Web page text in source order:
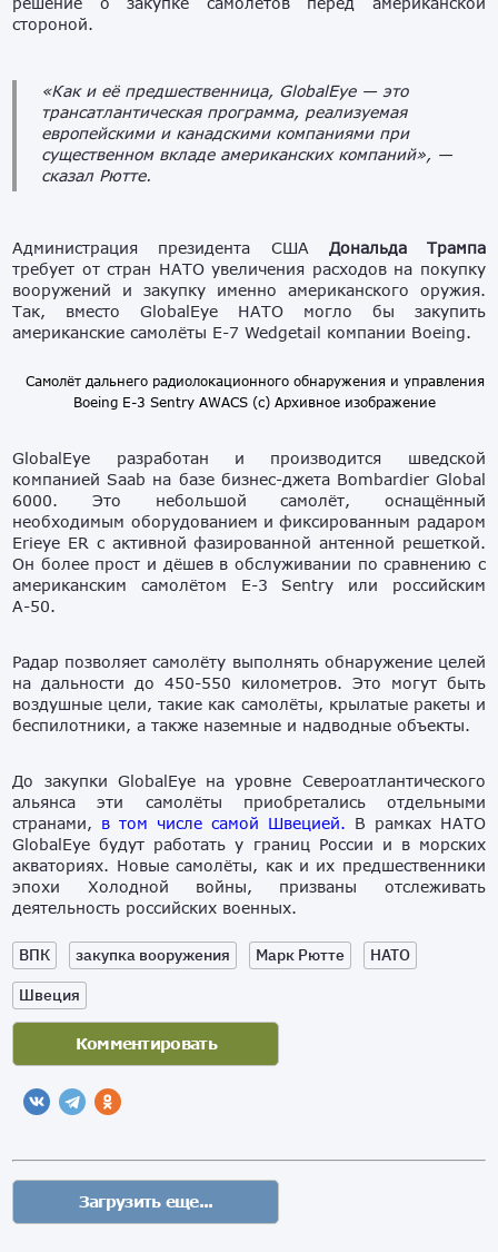
стороной.
«Как и её предшественница, GlobalEye — это
трансатлантическая программа, реализуемая
европейскими и канадскими компаниями при
существенном вкладе американских компаний», —
сказал Рютте.
Администрация президента США Дональда Трампа
требует от стран НАТО увеличения расходов на покупку
вооружений и закупку именно американского оружия.
Так, вместо GlobalEye НАТО могло бы закупить
американские самолёты E-7 Wedgetail компании Boeing.
Самолёт дальнего радиолокационного обнаружения и управления
Boeing E-3 Sentry AWACS (с) Архивное изображение
GlobalEye разработан и производится шведской
компанией Saab на базе бизнес-джета Bombardier Global
6000. Это небольшой самолёт, оснащённый
необходимым оборудованием и фиксированным радаром
Erieye ER с активной фазированной антенной решеткой.
Он более прост и дёшев в обслуживании по сравнению с
американским самолётом E-3 Sentry или российским
А-50.
Радар позволяет самолёту выполнять обнаружение целей
на дальности до 450-550 километров. Это могут быть
воздушные цели, такие как самолёты, крылатые ракеты и
беспилотники, а также наземные и надводные объекты.
До закупки GlobalEye на уровне Североатлантического
альянса эти самолёты приобретались отдельными
странами, в том числе самой Швецией. В рамках НАТО
GlobalEye будут работать у границ России и в морских
акваториях. Новые самолёты, как и их предшественники
эпохи Холодной войны, призваны отслеживать
деятельность российских военных.
ВПК закупка вооружения Марк Рютте
НАТО
Швеция